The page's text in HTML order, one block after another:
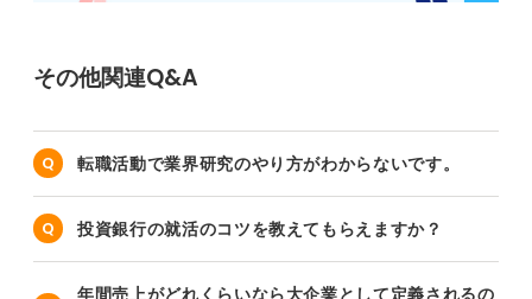
その他関連Q&A
転職活動で業界研究のやり方がわからないです。
投資銀行の就活のコツを教えてもらえますか？
年間売上がどれくらいなら大企業として定義されるの